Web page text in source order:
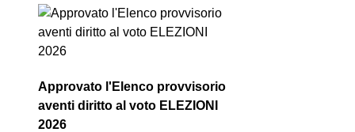
Approvato l'Elenco provvisorio
aventi diritto al voto ELEZIONI
2026